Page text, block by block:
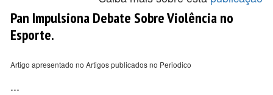
Pan Impulsiona Debate Sobre Violência no
Esporte.
Artigo apresentado no Artigos publicados no Periodico
...